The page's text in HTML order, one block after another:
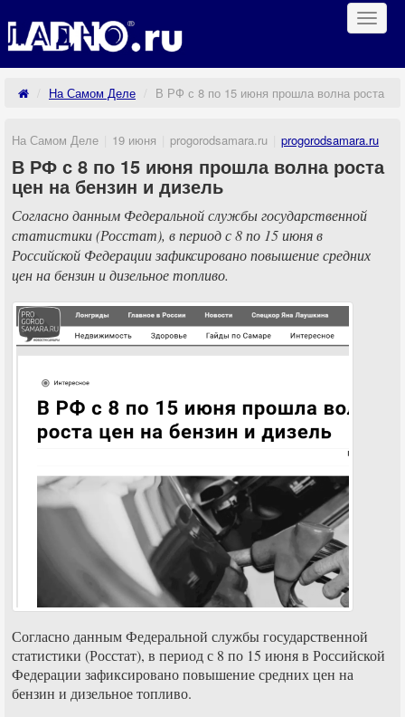
На Самом Деле В РФ с 8 по 15 июня прошла волна роста
На Самом Деле 19 июня progorodsamara.ru progorodsamara.ru
В РФ с 8 по 15 июня прошла волна роста
цен на бензин и дизель
Согласно данным Федеральной службы государственной
статистики (Росстат), в период с 8 по 15 июня в
Российской Федерации зафиксировано повышение средних
цен на бензин и дизельное топливо.
Согласно данным Федеральной службы государственной
статистики (Росстат), в период с 8 по 15 июня в Российской
Федерации зафиксировано повышение средних цен на
бензин и дизельное топливо.